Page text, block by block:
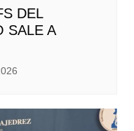
DEL
SALE A